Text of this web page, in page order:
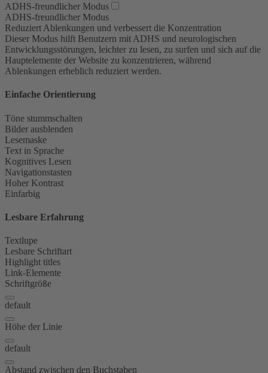
ADHS-freundlicher Modus
ADHS-freundlicher Modus
Reduziert Ablenkungen und verbessert die Konzentration
Dieser Modus hilft Benutzern mit ADHS und neurologischen
Entwicklungsstörungen, leichter zu lesen, zu surfen und sich auf die
Hauptelemente der Website zu konzentrieren, während
Ablenkungen erheblich reduziert werden.
Einfache Orientierung
Töne stummschalten
Bilder ausblenden
Lesemaske
Text in Sprache
Kognitives Lesen
Navigationstasten
Hoher Kontrast
Einfarbig
Lesbare Erfahrung
Textlupe
Lesbare Schriftart
Highlight titles
Link-Elemente
Schriftgröße
default
Höhe der Linie
default
Abstand zwischen den Buchstaben